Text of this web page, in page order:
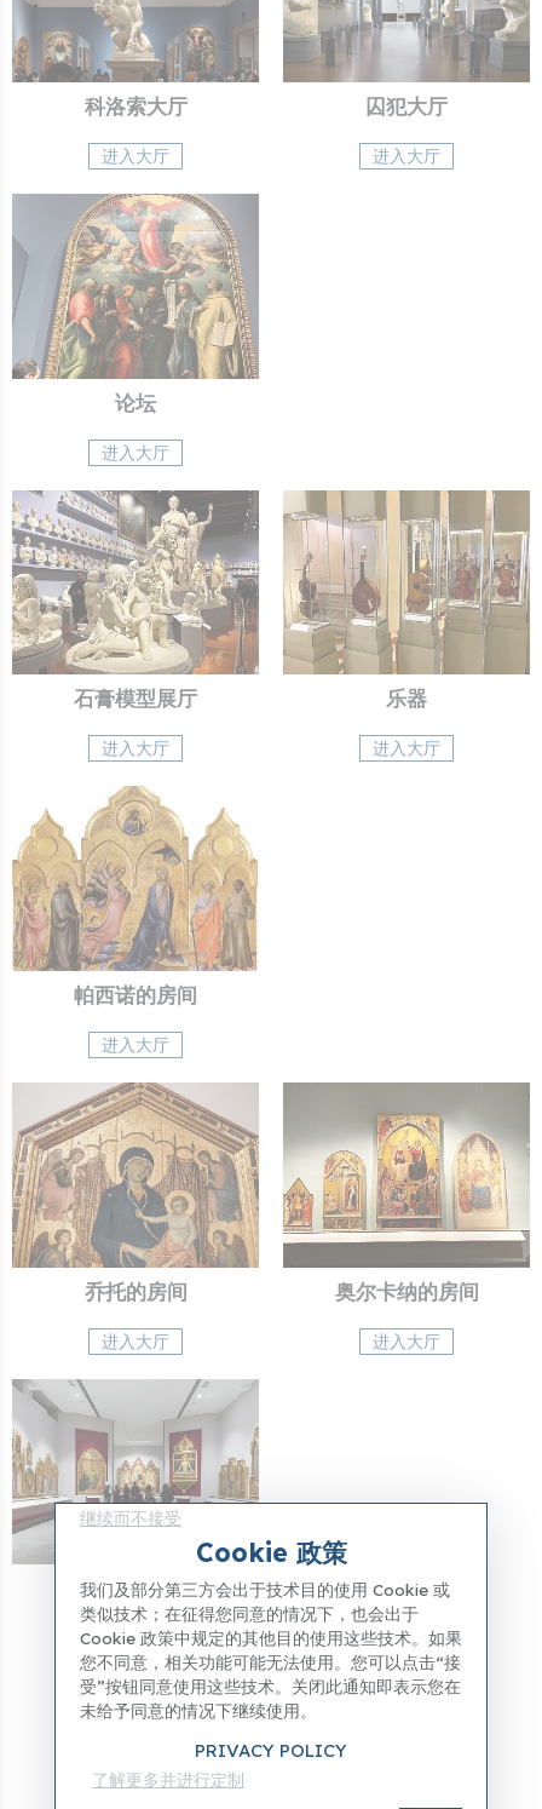
科洛索大厅
进入大厅
囚犯大厅
进入大厅
论坛
进入大厅
石膏模型展厅
进入大厅
乐器
进入大厅
帕西诺的房间
进入大厅
乔托的房间
进入大厅
奥尔卡纳的房间
进入大厅
晚期哥特式大厅
进入大厅
参观整个展厅，开启导览之旅
查看我们的精选旅游线路
继续而不接受
Cookie 政策
我们及部分第三方会出于技术目的使用 Cookie 或
类似技术；在征得您同意的情况下，也会出于
Cookie 政策中规定的其他目的使用这些技术。如果
您不同意，相关功能可能无法使用。您可以点击“接
受”按钮同意使用这些技术。关闭此通知即表示您在
未给予同意的情况下继续使用。
PRIVACY POLICY
了解更多并进行定制